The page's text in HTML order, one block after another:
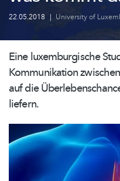
22.05.2018 | University of
Eine luxemburgische
Kommunikation
auf die
liefern.